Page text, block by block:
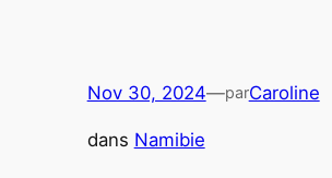
Nov 30, 2024—parCaroline
dans Namibie